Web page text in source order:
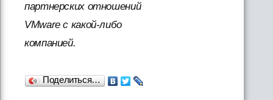
партнерских отношений
VMware с какой-либо
компанией.
Поделиться…